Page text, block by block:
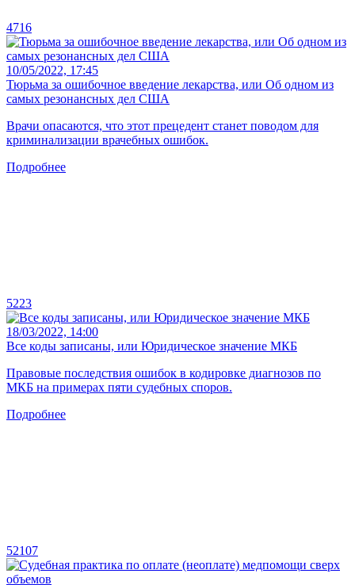
4716
10/05/2022, 17:45
Тюрьма за ошибочное введение лекарства, или Об одном из
самых резонансных дел США
Врачи опасаются, что этот прецедент станет поводом для
криминализации врачебных ошибок.
Подробнее
5223
18/03/2022, 14:00
Все коды записаны, или Юридическое значение МКБ
Правовые последствия ошибок в кодировке диагнозов по
МКБ на примерах пяти судебных споров.
Подробнее
52107